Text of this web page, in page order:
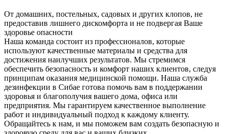
От домашних, постельных, садовых и других клопов, не
предоставив лишнего дискомфорта и не подвергая Ваше
здоровье опасности
Наша команда состоит из профессионалов, которые
используют качественные материалы и средства для
достижения наилучших результатов. Мы стремимся
обеспечить безопасность и комфорт наших клиентов, следуя
принципам оказания медицинской помощи. Наша служба
дезинфекции в Сибае готова помочь вам в поддержании
здоровья и благополучия вашего дома, офиса или
предприятия. Мы гарантируем качественное выполнение
работ и индивидуальный подход к каждому клиенту.
Обращайтесь к нам, и мы поможем вам создать безопасную и